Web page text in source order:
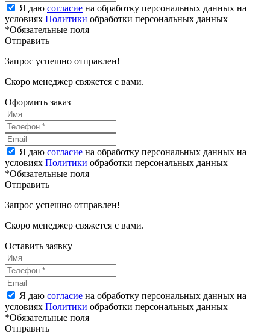
Я даю согласие на обработку персональных данных на
условиях Политики обработки персональных данных
*Обязательные поля
Отправить
Запрос успешно отправлен!
Скоро менеджер свяжется с вами.
Оформить заказ
Я даю согласие на обработку персональных данных на
условиях Политики обработки персональных данных
*Обязательные поля
Отправить
Запрос успешно отправлен!
Скоро менеджер свяжется с вами.
Оставить заявку
Я даю согласие на обработку персональных данных на
условиях Политики обработки персональных данных
*Обязательные поля
Отправить